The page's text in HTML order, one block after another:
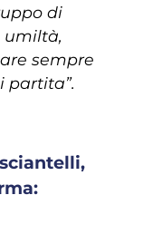
di
umiltà,
sempre
partita”.